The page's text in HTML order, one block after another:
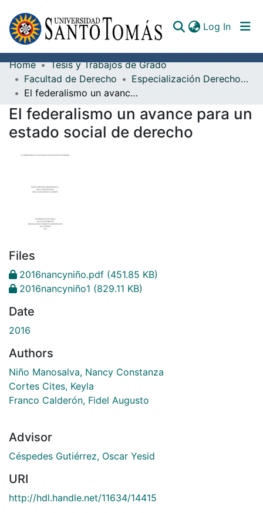
Log In
Communities & Collections
All of DSpace
Documents
Home
Tesis y Trabajos de Grado
Facultad de Derecho
Especialización Derecho Administrativo
El federalismo un avance para un estado social de derecho
El federalismo un avance para un
estado social de derecho
Files
2016nancyniño.pdf (451.85 KB)
2016nancyniño1 (829.11 KB)
Date
2016
Authors
Niño Manosalva, Nancy Constanza
Cortes Cites, Keyla
Franco Calderón, Fidel Augusto
Advisor
Céspedes Gutiérrez, Oscar Yesid
URI
http://hdl.handle.net/11634/14415